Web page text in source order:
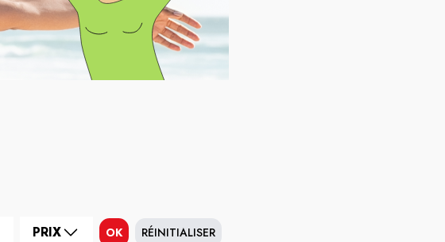
PRIX OK RÉINITIALISER